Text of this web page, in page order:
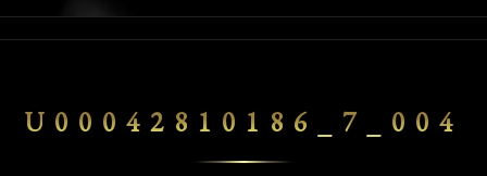
U00042810186_7_004